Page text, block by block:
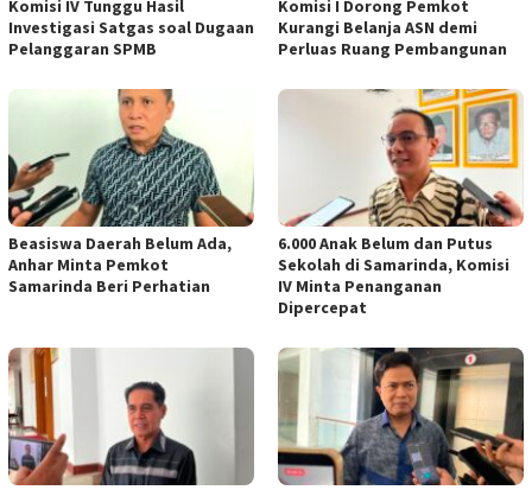
Komisi IV Tunggu Hasil
Investigasi Satgas soal Dugaan
Pelanggaran SPMB
Komisi I Dorong Pemkot
Kurangi Belanja ASN demi
Perluas Ruang Pembangunan
Beasiswa Daerah Belum Ada,
Anhar Minta Pemkot
Samarinda Beri Perhatian
6.000 Anak Belum dan Putus
Sekolah di Samarinda, Komisi
IV Minta Penanganan
Dipercepat